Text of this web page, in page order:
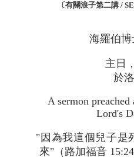
〔有關浪子第二講 /
海羅伯博
主日
於
A sermon
Lord's
"因為我這個兒子是
來"（路加福音